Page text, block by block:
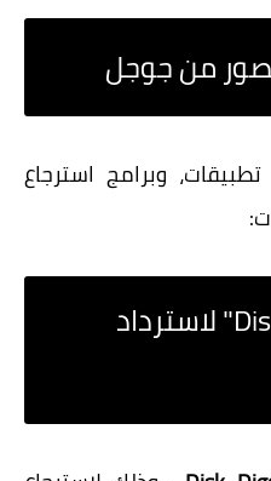
من جوجل
وبرامج استرجاع
1. تطبيق "Disk Digger" لاسترداد